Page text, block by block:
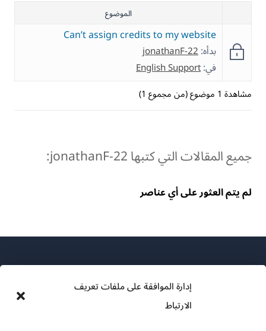
إدارة الموافقة على ملفات تعريف
الارتباط
الموضوع
Can’t assign credits to my website
بدأه:jonathanF-22
في:English Support
مشاهدة 1 موضوع (من مجموع 1)
جميع المقالات التي كتبها jonathanF-22:
لم يتم العثور على أي عناصر